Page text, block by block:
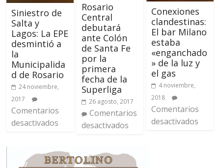
Siniestro de
Salta y
Lagos: La EPE
desmintió a
la
Municipalida
d de Rosario
24 noviembre,
2017
Comentarios
desactivados
Rosario
Central
debutará
ante Colón
de Santa Fe
por la
primera
fecha de la
Superliga
26 agosto, 2017
Comentarios
desactivados
Conexiones
clandestinas:
El bar Milano
estaba
«enganchado
» de la luz y
el gas
4 noviembre,
2018
Comentarios
desactivados